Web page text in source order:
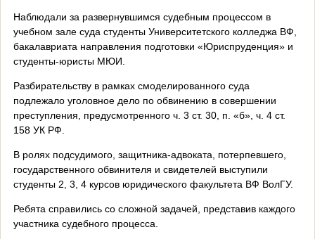
Наблюдали за развернувшимся судебным процессом в
учебном зале суда студенты Университетского колледжа ВФ,
бакалавриата направления подготовки «Юриспруденция» и
студенты-юристы МЮИ.
Разбирательству в рамках смоделированного суда
подлежало уголовное дело по обвинению в совершении
преступления, предусмотренного ч. 3 ст. 30, п. «б», ч. 4 ст.
158 УК РФ.
В ролях подсудимого, защитника-адвоката, потерпевшего,
государственного обвинителя и свидетелей выступили
студенты 2, 3, 4 курсов юридического факультета ВФ ВолГУ.
Ребята справились со сложной задачей, представив каждого
участника судебного процесса.